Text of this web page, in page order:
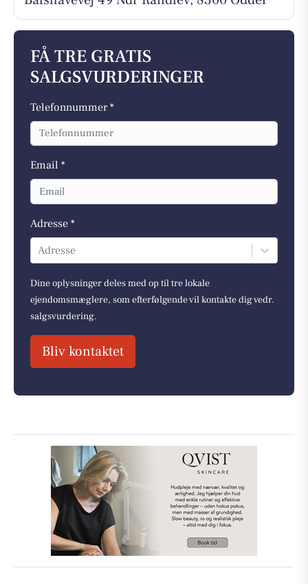
FÅ TRE GRATIS
SALGSVURDERINGER
Telefonnummer *
Email *
Adresse *
Adresse
Dine oplysninger deles med op til tre lokale
ejendomsmæglere, som efterfølgende vil kontakte dig vedr.
salgsvurdering.
Bliv kontaktet